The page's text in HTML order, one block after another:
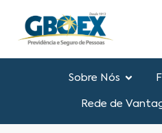
Sobre Nós
Rede de